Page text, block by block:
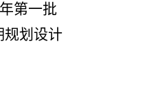
第一批
规划设计